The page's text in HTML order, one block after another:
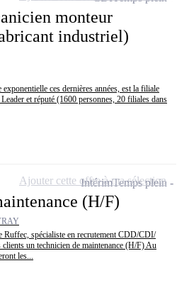
monteur
industriel)
ces dernières années, est la filiale
et réputé (1600 personnes, 20 filiales dans
(H/F)
spécialiste en recrutement CDD/CDI/
un technicien de maintenance (H/F) Au
les...
IntérimTemps plein
Ajouter cette offre à ma sélection